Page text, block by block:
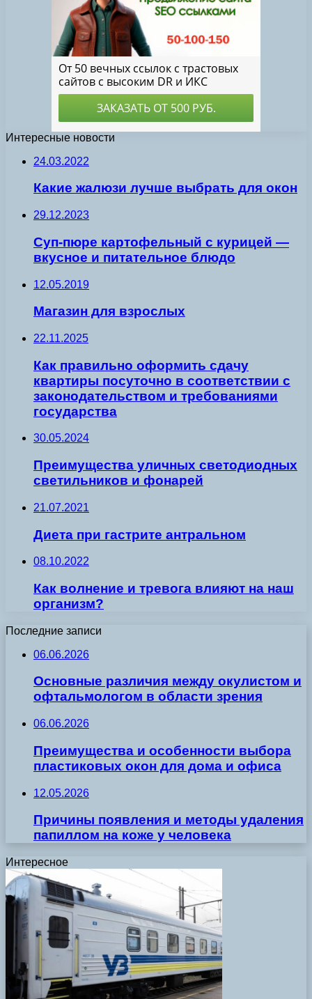
Интересные новости
24.03.2022
Какие жалюзи лучше выбрать для окон
29.12.2023
Суп-пюре картофельный с курицей —
вкусное и питательное блюдо
12.05.2019
Магазин для взрослых
22.11.2025
Как правильно оформить сдачу
квартиры посуточно в соответствии с
законодательством и требованиями
государства
30.05.2024
Преимущества уличных светодиодных
светильников и фонарей
21.07.2021
Диета при гастрите антральном
08.10.2022
Как волнение и тревога влияют на наш
организм?
Последние записи
06.06.2026
Основные различия между окулистом и
офтальмологом в области зрения
06.06.2026
Преимущества и особенности выбора
пластиковых окон для дома и офиса
12.05.2026
Причины появления и методы удаления
папиллом на коже у человека
Интересное